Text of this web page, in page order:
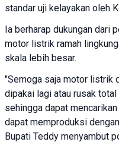
standar uji kelayakan oleh
Ia berharap dukungan dari
motor listrik ramah
skala lebih besar.
"Semoga saja motor listrik
dipakai lagi atau rusak
sehingga dapat
dapat memproduksi
Bupati Teddy menyambut